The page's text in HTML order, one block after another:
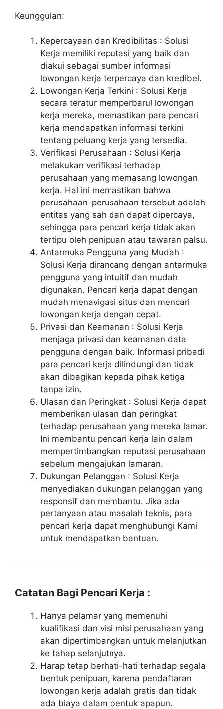
Keunggulan:
Kepercayaan dan Kredibilitas : Solusi
Kerja memiliki reputasi yang baik dan
diakui sebagai sumber informasi
lowongan kerja terpercaya dan kredibel.
Lowongan Kerja Terkini : Solusi Kerja
secara teratur memperbarui lowongan
kerja mereka, memastikan para pencari
kerja mendapatkan informasi terkini
tentang peluang kerja yang tersedia.
Verifikasi Perusahaan : Solusi Kerja
melakukan verifikasi terhadap
perusahaan yang memasang lowongan
kerja. Hal ini memastikan bahwa
perusahaan-perusahaan tersebut adalah
entitas yang sah dan dapat dipercaya,
sehingga para pencari kerja tidak akan
tertipu oleh penipuan atau tawaran palsu.
Antarmuka Pengguna yang Mudah :
Solusi Kerja dirancang dengan antarmuka
pengguna yang intuitif dan mudah
digunakan. Pencari kerja dapat dengan
mudah menavigasi situs dan mencari
lowongan kerja dengan cepat.
Privasi dan Keamanan : Solusi Kerja
menjaga privasi dan keamanan data
pengguna dengan baik. Informasi pribadi
para pencari kerja dilindungi dan tidak
akan dibagikan kepada pihak ketiga
tanpa izin.
Ulasan dan Peringkat : Solusi Kerja dapat
memberikan ulasan dan peringkat
terhadap perusahaan yang mereka lamar.
Ini membantu pencari kerja lain dalam
mempertimbangkan reputasi perusahaan
sebelum mengajukan lamaran.
Dukungan Pelanggan : Solusi Kerja
menyediakan dukungan pelanggan yang
responsif dan membantu. Jika ada
pertanyaan atau masalah teknis, para
pencari kerja dapat menghubungi Kami
untuk mendapatkan bantuan.
Catatan Bagi Pencari Kerja :
Hanya pelamar yang memenuhi
kualifikasi dan visi misi perusahaan yang
akan dipertimbangkan untuk melanjutkan
ke tahap selanjutnya.
Harap tetap berhati-hati terhadap segala
bentuk penipuan, karena pendaftaran
lowongan kerja adalah gratis dan tidak
ada biaya dalam bentuk apapun.